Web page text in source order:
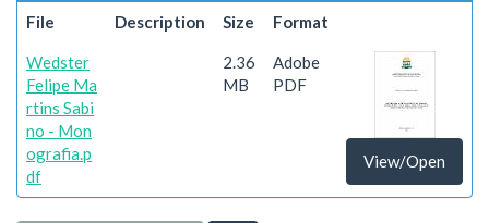
File Description Size Format
Wedster
Felipe Ma
rtins Sabi
no - Mon
ografia.p
df
2.36
MB
Adobe
PDF
View/Open